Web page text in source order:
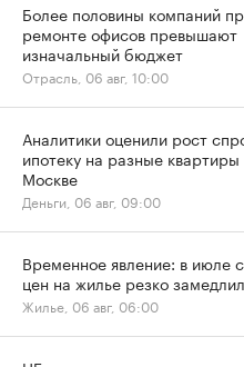
Более половины компаний
ремонте офисов превышают
изначальный бюджет
Отрасль, 06 авг, 10:00
Аналитики оценили рост
ипотеку на разные квартиры
Москве
Деньги, 06 авг, 09:00
Временное явление: в июле
цен на жилье резко
Жилье, 06 авг, 06:00